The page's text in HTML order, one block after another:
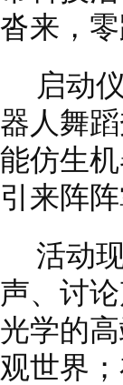
沓来，
启动
器人舞
能仿生
引来阵阵
活动
声、讨
光学的
观世界